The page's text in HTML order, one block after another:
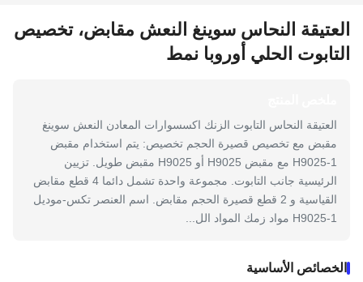
العتيقة النحاس سوينغ النعش مقابض، تخصيص
التابوت الحلي أوروبا نمط
العتيقة النحاس التابوت الزنك اكسسوارات المعادن النعش سوينغ
مقبض مع تخصيص قصيرة الحجم تخصيص: يتم استخدام مقبض
H9025-1 مع مقبض H9025 أو H9025 مقبض طويل. تزيين
الرئيسية جانب التابوت. مجموعة واحدة تشمل دائما 4 قطع مقابض
القياسية و 2 قطع قصيرة الحجم مقابض. اسم العنصر تكس-موديل
H9025-1 مواد زمك المواد الل...
الخصائص الأساسية